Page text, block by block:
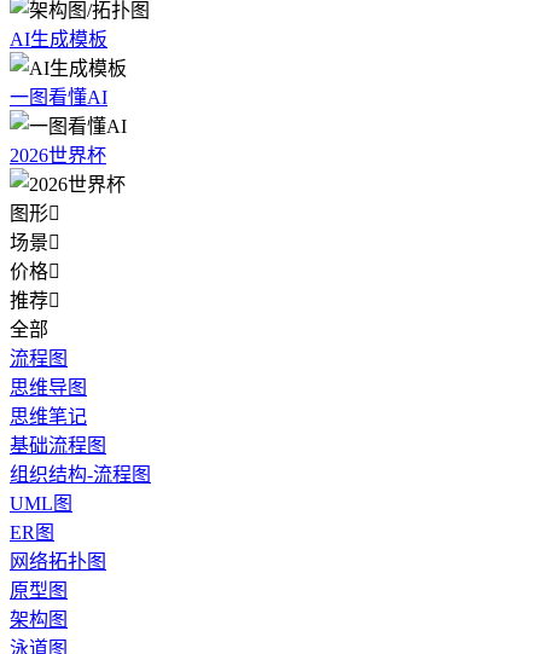
AI生成模板
一图看懂AI
2026世界杯
图形
场景
价格
推荐
全部
流程图
思维导图
思维笔记
基础流程图
组织结构-流程图
UML图
ER图
网络拓扑图
原型图
架构图
泳道图